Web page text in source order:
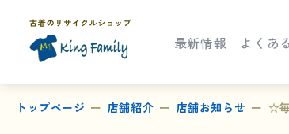
最新情報 よくあ
トップページ 店舗紹介 店舗お知らせ ☆